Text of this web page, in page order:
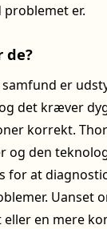
problemet er.
de?
er
det kræver
korrekt.
og den
for at
Uanset
en mere